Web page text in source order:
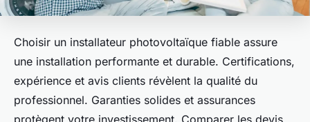
Choisir un installateur photovoltaïque fiable assure
une installation performante et durable. Certifications,
expérience et avis clients révèlent la qualité du
professionnel. Garanties solides et assurances
protègent votre investissement. Comparer les devis